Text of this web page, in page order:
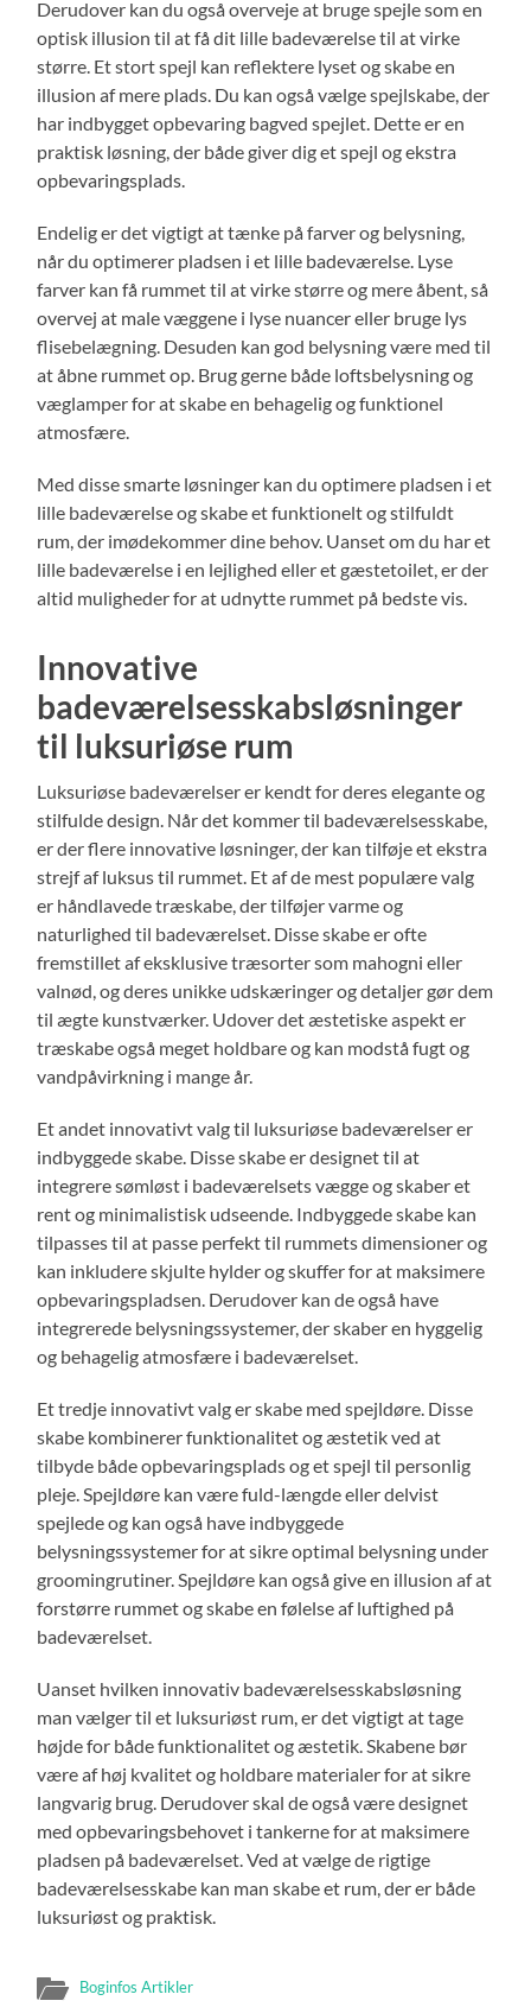
Derudover kan du også overveje at bruge spejle som en
optisk illusion til at få dit lille badeværelse til at virke
større. Et stort spejl kan reflektere lyset og skabe en
illusion af mere plads. Du kan også vælge spejlskabe, der
har indbygget opbevaring bagved spejlet. Dette er en
praktisk løsning, der både giver dig et spejl og ekstra
opbevaringsplads.
Endelig er det vigtigt at tænke på farver og belysning,
når du optimerer pladsen i et lille badeværelse. Lyse
farver kan få rummet til at virke større og mere åbent, så
overvej at male væggene i lyse nuancer eller bruge lys
flisebelægning. Desuden kan god belysning være med til
at åbne rummet op. Brug gerne både loftsbelysning og
væglamper for at skabe en behagelig og funktionel
atmosfære.
Med disse smarte løsninger kan du optimere pladsen i et
lille badeværelse og skabe et funktionelt og stilfuldt
rum, der imødekommer dine behov. Uanset om du har et
lille badeværelse i en lejlighed eller et gæstetoilet, er der
altid muligheder for at udnytte rummet på bedste vis.
Innovative
badeværelsesskabsløsninger
til luksuriøse rum
Luksuriøse badeværelser er kendt for deres elegante og
stilfulde design. Når det kommer til badeværelsesskabe,
er der flere innovative løsninger, der kan tilføje et ekstra
strejf af luksus til rummet. Et af de mest populære valg
er håndlavede træskabe, der tilføjer varme og
naturlighed til badeværelset. Disse skabe er ofte
fremstillet af eksklusive træsorter som mahogni eller
valnød, og deres unikke udskæringer og detaljer gør dem
til ægte kunstværker. Udover det æstetiske aspekt er
træskabe også meget holdbare og kan modstå fugt og
vandpåvirkning i mange år.
Et andet innovativt valg til luksuriøse badeværelser er
indbyggede skabe. Disse skabe er designet til at
integrere sømløst i badeværelsets vægge og skaber et
rent og minimalistisk udseende. Indbyggede skabe kan
tilpasses til at passe perfekt til rummets dimensioner og
kan inkludere skjulte hylder og skuffer for at maksimere
opbevaringspladsen. Derudover kan de også have
integrerede belysningssystemer, der skaber en hyggelig
og behagelig atmosfære i badeværelset.
Et tredje innovativt valg er skabe med spejldøre. Disse
skabe kombinerer funktionalitet og æstetik ved at
tilbyde både opbevaringsplads og et spejl til personlig
pleje. Spejldøre kan være fuld-længde eller delvist
spejlede og kan også have indbyggede
belysningssystemer for at sikre optimal belysning under
groomingrutiner. Spejldøre kan også give en illusion af at
forstørre rummet og skabe en følelse af luftighed på
badeværelset.
Uanset hvilken innovativ badeværelsesskabsløsning
man vælger til et luksuriøst rum, er det vigtigt at tage
højde for både funktionalitet og æstetik. Skabene bør
være af høj kvalitet og holdbare materialer for at sikre
langvarig brug. Derudover skal de også være designet
med opbevaringsbehovet i tankerne for at maksimere
pladsen på badeværelset. Ved at vælge de rigtige
badeværelsesskabe kan man skabe et rum, der er både
luksuriøst og praktisk.
Boginfos Artikler